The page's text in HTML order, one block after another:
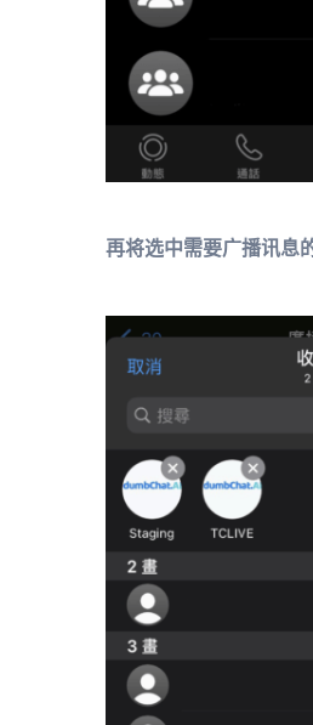
再将选中需要广播讯息